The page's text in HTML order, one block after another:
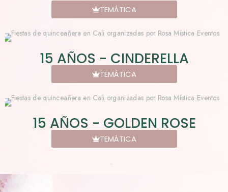
TEMÁTICA
15 AÑOS - CINDERELLA
TEMÁTICA
15 AÑOS - GOLDEN ROSE
TEMÁTICA